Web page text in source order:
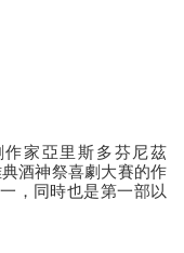
家亞里斯多芬尼茲
酒神祭喜劇大賽的作
，同時也是第一部以